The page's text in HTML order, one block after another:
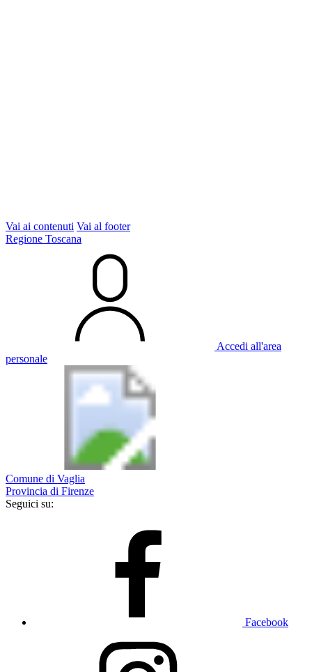
Vai ai contenuti Vai al footer
Regione Toscana
Accedi all'area
personale
Comune di Vaglia
Provincia di Firenze
Seguici su:
Facebook